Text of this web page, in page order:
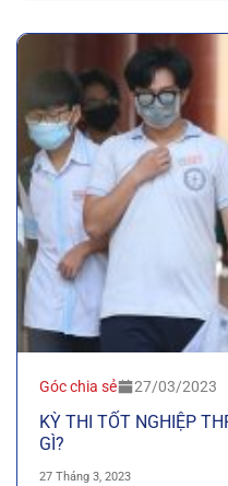
Góc chia sẻ 27/03/2023
KỲ THI TỐT NGHIỆP
GÌ?
27 Tháng 3, 2023